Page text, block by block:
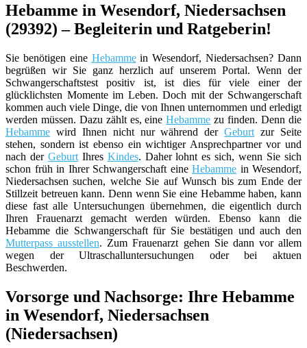
Hebamme in Wesendorf, Niedersachsen
(29392) – Begleiterin und Ratgeberin!
Sie benötigen eine Hebammein Wesendorf, Niedersachsen? Dann
begrüßen wir Sie ganz herzlich auf unserem Portal. Wenn der
Schwangerschaftstest positiv ist, ist dies für viele einer der
glücklichsten Momente im Leben. Doch mit der Schwangerschaft
kommen auch viele Dinge, die von Ihnen unternommen und erledigt
werden müssen. Dazu zählt es, eineHebamme zu finden. Denn die
Hebamme wird Ihnen nicht nur während derGeburt zur Seite
stehen, sondern ist ebenso ein wichtiger Ansprechpartner vor und
nach der GeburtIhres Kindes. Daher lohnt es sich, wenn Sie sich
schon früh in Ihrer Schwangerschaft eine Hebamme in Wesendorf,
Niedersachsen suchen, welche Sie auf Wunsch bis zum Ende der
Stillzeit betreuen kann. Denn wenn Sie eine Hebamme haben, kann
diese fast alle Untersuchungen übernehmen, die eigentlich durch
Ihren Frauenarzt gemacht werden würden. Ebenso kann die
Hebamme die Schwangerschaft für Sie bestätigen und auch den
Mutterpass ausstellen. Zum Frauenarzt gehen Sie dann vor allem
wegen der Ultraschalluntersuchungen oder bei aktuen
Beschwerden.
Vorsorge und Nachsorge: Ihre Hebamme
in Wesendorf, Niedersachsen
(Niedersachsen)